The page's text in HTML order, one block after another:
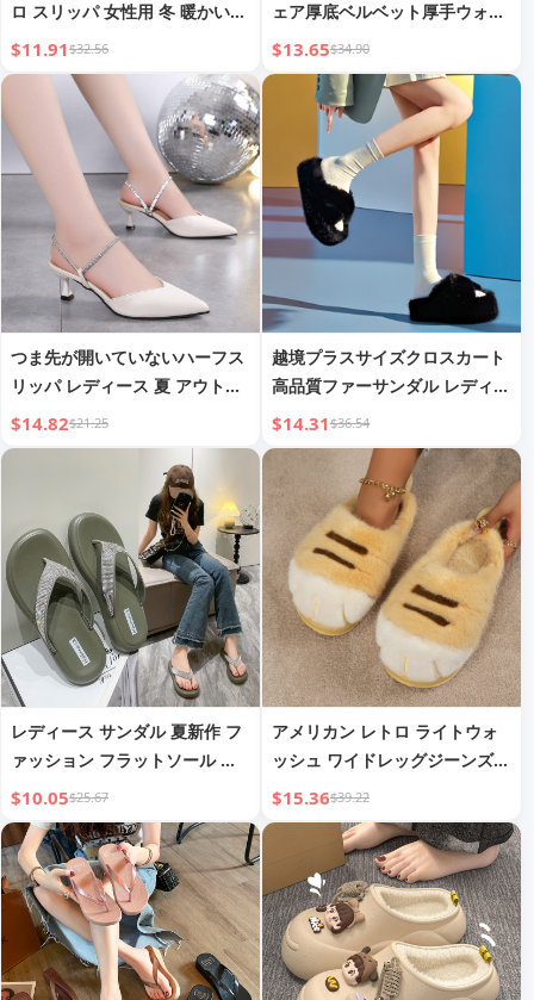
ロ スリッパ 女性用 冬 暖かい
滑り止め サンタクロース パン
プキン ユニコーン コットン ス
$11.91$32.56
ェア厚底ベルベット厚手ウォー
ムインナーコットンシューズ
$13.65$34.90
つま先が開いていないハーフス
リッパ レディース 夏 アウトド
ア
$14.82$21.25
越境プラスサイズクロスカート
高品質ファーサンダル レディー
ス 2024年秋冬インターネット
セレブ人気厚手暖かさアップコ
ットンサンダル
$14.31$36.54
レディース サンダル 夏新作 フ
ァッション フラットソール ラ
インストーン装飾 ビーチファッ
ション カジュアル トレンディ
通気性 スライドサンダル フリ
ップフロップ
$10.05$25.67
アメリカン レトロ ライトウォ
ッシュ ワイドレッグジーンズ
レディース、ハイウエスト スト
レートレッグ 床丈パンツ
$15.36$39.22